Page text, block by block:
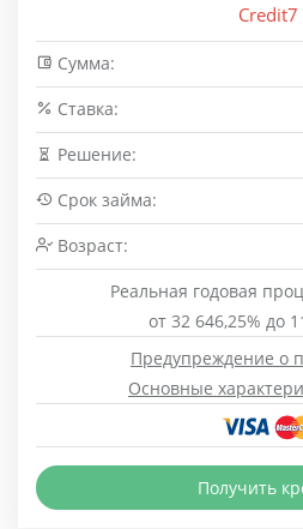
Credit7
Сумма:
Cтавка:
Решение:
Срок займа:
Возраст:
Реальная годовая
от 32 646,25% до
Предупреждение о
Основные
Получить